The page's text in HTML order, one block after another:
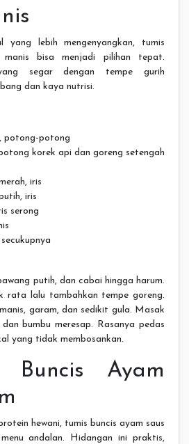
yang lebih mengenyangkan, tumis
manis bisa menjadi pilihan tepat.
segar dengan tempe gurih
dan kaya nutrisi.
potong-potong
korek api dan goreng setengah
iris
iris
serong
putih, dan cabai hingga harum.
rata lalu tambahkan tempe goreng.
garam, dan sedikit gula. Masak
bumbu meresap. Rasanya pedas
yang tidak membosankan.
Buncis Ayam
hewani, tumis buncis ayam saus
andalan. Hidangan ini praktis,